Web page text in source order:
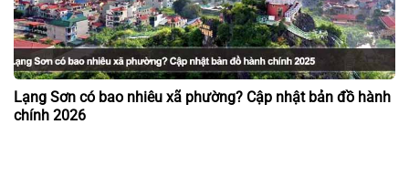
Lạng Sơn có bao nhiêu xã phường? Cập nhật bản đồ hành
chính 2026